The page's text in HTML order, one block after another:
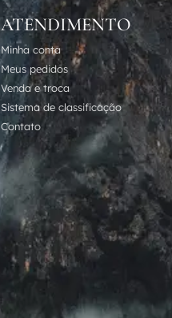
ATENDIMENTO
Minha conta
Meus pedidos
Venda e troca
Sistema de classificação
Contato